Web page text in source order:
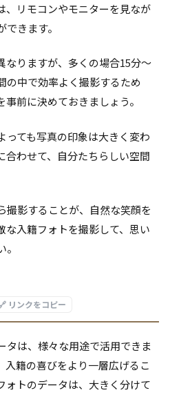
、リモコンやモニターを見なが
きます。
なりますが、多くの場合15分～
の中で効率よく撮影するため
前に決めておきましょう。
っても写真の印象は大きく変わ
合わせて、自分たちらしい空間
撮影することが、自然な笑顔を
な入籍フォトを撮影して、思い
リンクをコピー
タは、様々な用途で活用できま
入籍の喜びをより一層広げるこ
ォトのデータは、大きく分けて